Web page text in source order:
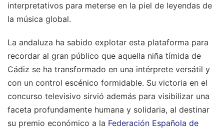
interpretativos para meterse en la piel de leyendas de
la música global.
La andaluza ha sabido explotar esta plataforma para
recordar al gran público que aquella niña tímida de
Cádiz se ha transformado en una intérprete versátil y
con un control escénico formidable. Su victoria en el
concurso televisivo sirvió además para visibilizar una
faceta profundamente humana y solidaria, al destinar
su premio económico a la Federación Española de